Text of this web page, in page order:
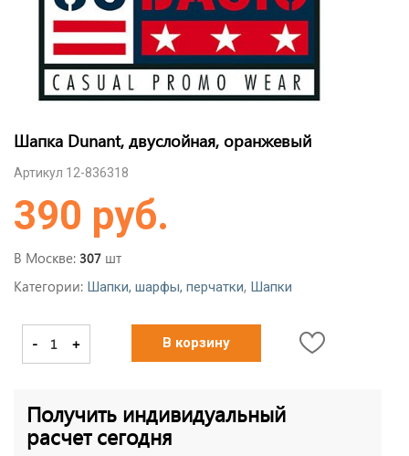
Шапка Dunant, двуслойная, оранжевый
Артикул 12-836318
390 руб.
В Москве: 307 шт
Категории: Шапки, шарфы, перчатки, Шапки
- + В корзину
Получить индивидуальный
расчет сегодня